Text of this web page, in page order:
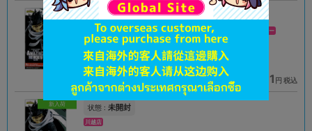
状態 : A
中野店
在庫あり 2,790 円 税込
新入荷 状態 :A
新座流通センター
在庫あり 2,591 円 税込
新入荷 状態 : 未開封
川越店